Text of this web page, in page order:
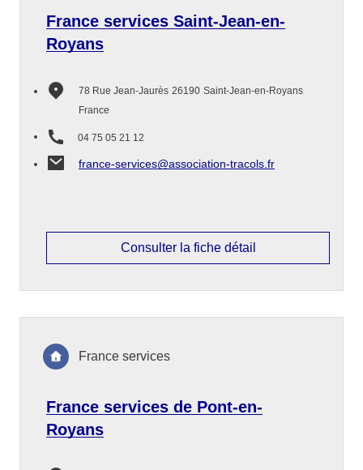
France services Saint-Jean-en-
Royans
78 Rue Jean-Jaurès 26190 Saint-Jean-en-Royans
France
04 75 05 21 12
france-services@association-tracols.fr
Consulter la fiche détail
France services de Pont-en-
Royans
France services